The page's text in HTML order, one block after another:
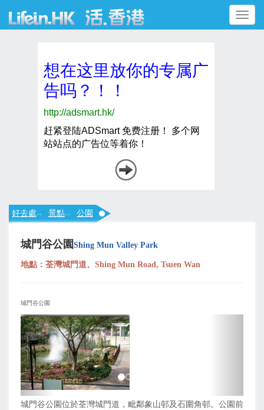
Toggle
navigation
好去處>> 景點>> 公園
城門谷公園Shing Mun Valley Park
地點：荃灣城門道、Shing Mun Road, Tsuen Wan
城門谷公園
上
一
页
城門谷公園位於荃灣城門道，毗鄰象山邨及石圍角邨。公園前